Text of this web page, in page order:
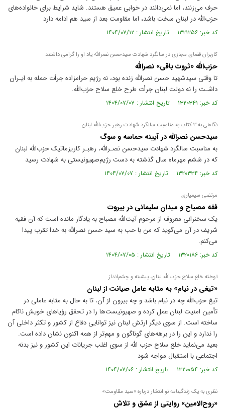
حرف می‌زنند، اما نمی‌دانند در خوابی عمیق هستند. شاید شرایط برای خانواده‌های
حزب‌الله در لبنان سخت باشد، اما مقاومت بعد از سید هم ادامه دارد
کد خبر: ۱۳۲۱۲۵۶ تاریخ انتشار : ۱۴۰۴/۰۷/۱۲
کاربران فضای مجازی در سالگرد شهادت سیدحسن نصرالله یاد او را گرامی داشتند
حزب‌الله «ثروت باقی» نصرالله
تا وقتی سیدشهید حسن نصرالله زنده بود، نه رژیم حرامزاده جرأت حمله به ایـران
داشـت را نه دولت لبنان جرأت طرح خلع سلاح حزب‌الله.
کد خبر: ۱۳۲۰۳۴۱ تاریخ انتشار : ۱۴۰۴/۰۷/۰۷
نگاهی به ۳ کتاب به مناسبت سالگرد شهادت رهبر حزب‌الله لبنان
سیدحسن نصرالله در آیینه حماسه و سوگ
به مناسبت سالگرد شهادت سیدحسن نصـرالله، رهبـر کاریزماتیک حزب‌الله لبنان
که در ششم مهرماه سال گذشته به دست رژیم‌صهیونیستی به شهادت رسید
کد خبر: ۱۳۲۰۳۳۴ تاریخ انتشار : ۱۴۰۴/۰۷/۰۷
مرتضی سیمیاری
فقه مصباح و میدان سلیمانی در بیروت
یک سخنرانی معروف از مرحوم آیت‌الله مصباح به یادگار مانده است که آن فقیه
شریف در آن می‌گوید که من با حب به سید حسن نصرالله به خدا تقرب پیدا
می‌کنم.
کد خبر: ۱۳۲۰۱۸۶ تاریخ انتشار : ۱۴۰۴/۰۷/۰۵
توطئه خلع سلاح حزب‌الله لبنان، پیشینه و چشم‌انداز
«تیغی در نیام» به مثابه عامل صیانت از لبنان
تیغ حزب‌الله چه در نیام باشد و چه بیرون از آن، تا به حال به مثابه عاملی در
تأمین امنیت لبنان عمل کرده و صهیونیست‌ها را در تحقق رؤیا‌های خویش ناکام
ساخته است. از سوی دیگر ارتش لبنان نیز توانایی دفاع از کشور و تکثر داخلی آن
را ندارد و این را در برهه‌های گوناگون و مهم‌تر از همه اکنون نشان داده است.
بعید می‌نماید خلع سلاح حزب الله از سوی اغلب جریانات این کشور و نیز بدنه
اجتماعی با استقبال مواجه شود
کد خبر: ۱۳۲۰۰۵۴ تاریخ انتشار : ۱۴۰۴/۰۷/۰۶
نظری به یک زندگینامه نو انتشار درباره «سید مقاومت»
«روح‌الامین» روایتی از عشق و تلاش